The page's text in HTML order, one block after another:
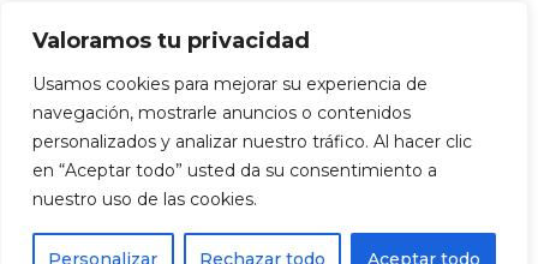
Valoramos tu privacidad
Usamos cookies para mejorar su experiencia de
navegación, mostrarle anuncios o contenidos
personalizados y analizar nuestro tráfico. Al hacer clic
en “Aceptar todo” usted da su consentimiento a
nuestro uso de las cookies.
Personalizar Rechazar todo Aceptar todo